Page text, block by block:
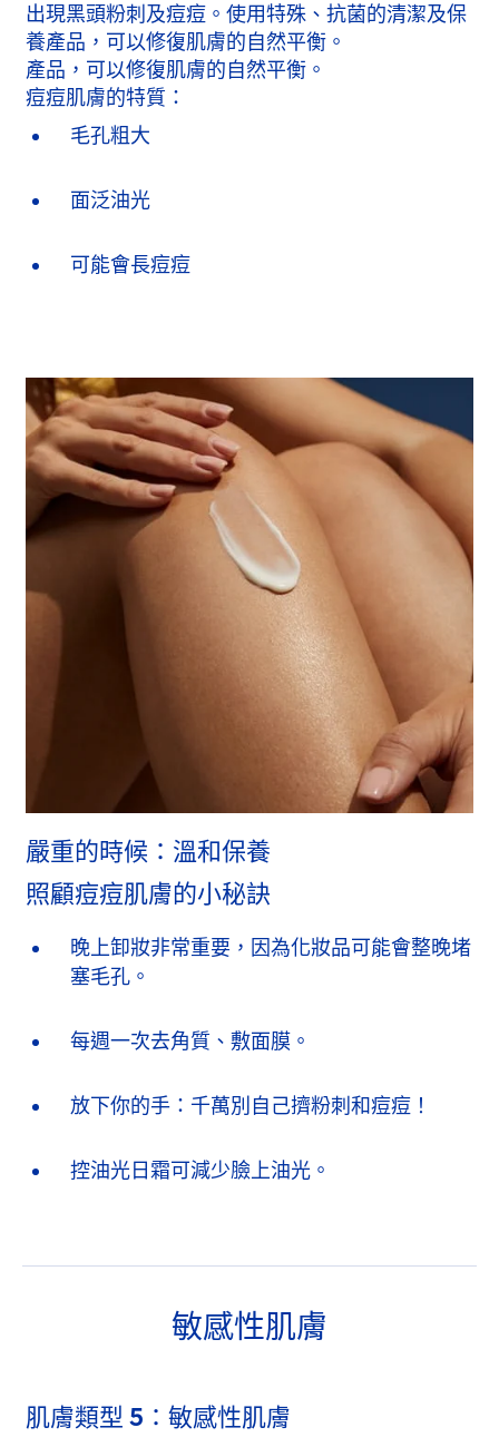
出現黑頭粉刺及痘痘。使用特殊、抗菌的清潔及保
養產品，可以修復肌膚的自然平衡。
產品，可以修復肌膚的自然平衡。
痘痘肌膚的特質：
毛孔粗大
面泛油光
可能會長痘痘
嚴重的時候：溫和保養
照顧痘痘肌膚的小秘訣
晚上卸妝非常重要，因為化妝品可能會整晚堵
塞毛孔。
每週一次去角質、敷面膜。
放下你的手：千萬別自己擠粉刺和痘痘！
控油光日霜可減少臉上油光。
敏感性肌膚
肌膚類型 5：敏感性肌膚